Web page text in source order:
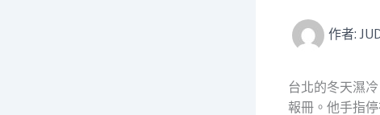
作者:
台北的冬天濕
報冊。他手指